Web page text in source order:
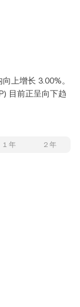
上增长 3.00%。
目前正呈向下趋
1 年 2 年